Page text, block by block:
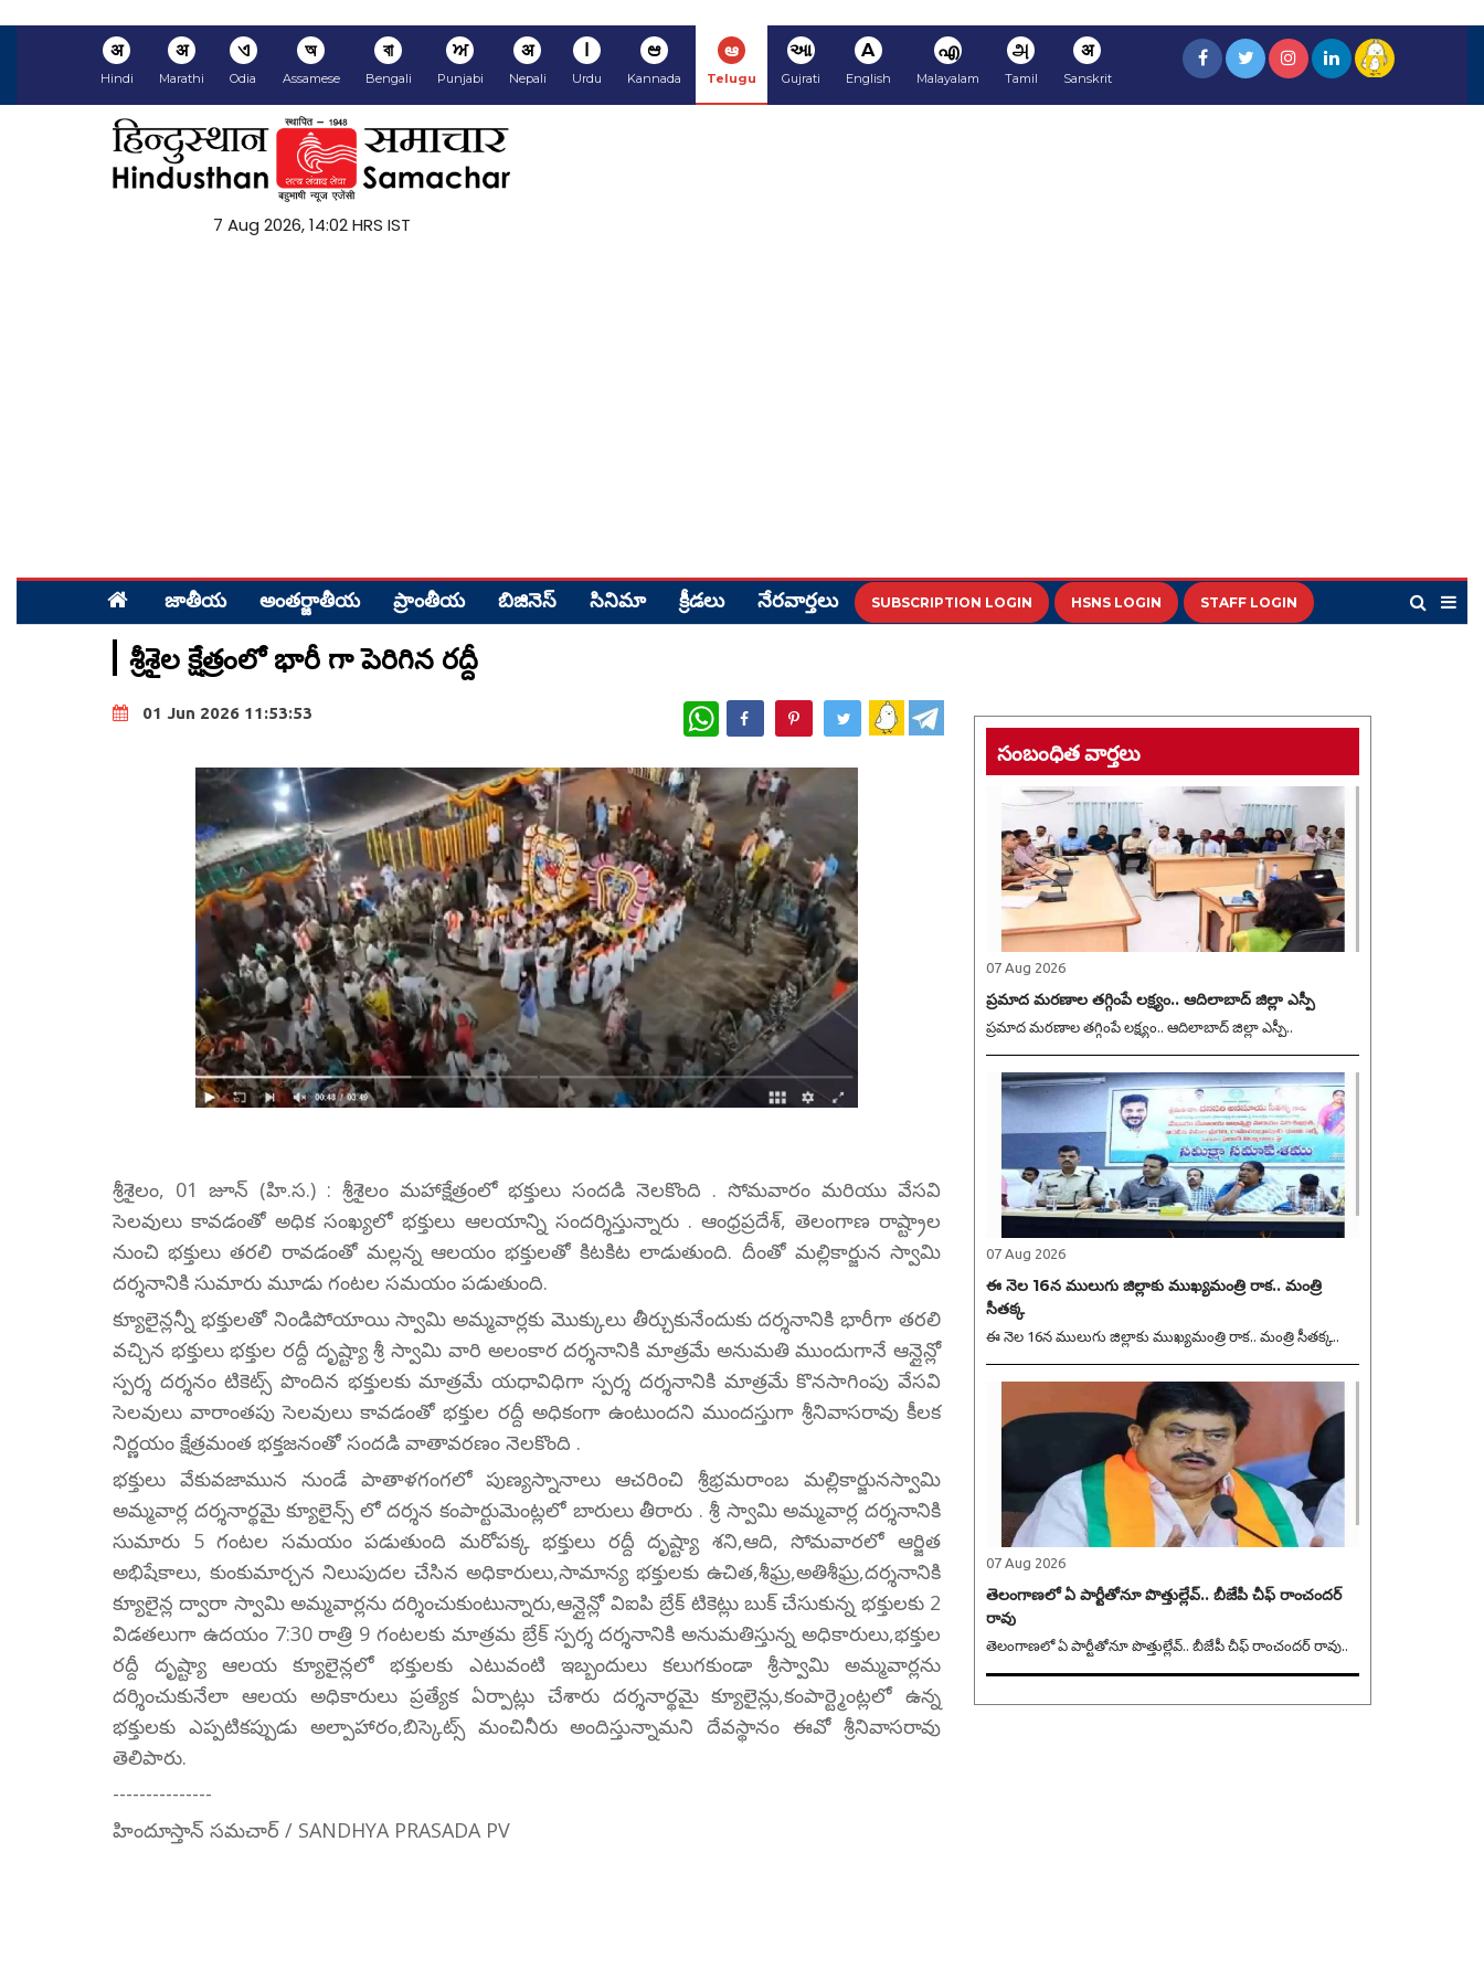
अ
Hindi
अ
Marathi
ଏ
Odia
অ
Assamese
বা
Bengali
ਅ
Punjabi
अ
Nepali
ا
Urdu
ಆ
Kannada
ఆ
Telugu
આ
Gujrati
A
English
എ
Malayalam
அ
Tamil
अ
Sanskrit
7 Aug 2026, 14:02 HRS IST
జాతీయ అంత‌ర్జాతీయ ప్రాంతీయ‌ బిజినెస్ సినిమా క్రీడ‌లు నేర‌వార్త‌లు SUBSCRIPTION LOGIN HSNS LOGIN STAFF LOGIN
శ్రీశైల క్షేత్రంలో భారీ గా పెరిగిన రద్దీ
01 Jun 2026 11:53:53 WhatsApp
శ్రీశైలం, 01 జూన్ (హి.స.) : శ్రీశైలం మహాక్షేత్రంలో భక్తులు సందడి నెలకొంది . సోమవారం మరియు వేసవి
సెలవులు కావడంతో అధిక సంఖ్యలో భక్తులు ఆలయాన్ని సందర్శిస్తున్నారు . ఆంధ్రప్రదేశ్, తెలంగాణ రాష్ట్రాల
నుంచి భక్తులు తరలి రావడంతో మల్లన్న ఆలయం భక్తులతో కిటకిట లాడుతుంది. దీంతో మల్లికార్జున స్వామి
దర్శనానికి సుమారు మూడు గంటల సమయం పడుతుంది.
క్యూలైన్లన్నీ భక్తులతో నిండిపోయాయి స్వామి అమ్మవార్లకు మొక్కులు తీర్చుకునేందుకు దర్శనానికి భారీగా తరలి
వచ్చిన భక్తులు భక్తుల రద్దీ దృష్ట్యా శ్రీ స్వామి వారి అలంకార దర్శనానికి మాత్రమే అనుమతి ముందుగానే ఆన్లైన్లో
స్పర్శ దర్శనం టికెట్స్ పొందిన భక్తులకు మాత్రమే యధావిధిగా స్పర్శ దర్శనానికి మాత్రమే కొనసాగింపు వేసవి
సెలవులు వారాంతపు సెలవులు కావడంతో భక్తుల రద్దీ అధికంగా ఉంటుందని ముందస్తుగా శ్రీనివాసరావు కీలక
నిర్ణయం క్షేత్రమంత భక్తజనంతో సందడి వాతావరణం నెలకొంది .
భక్తులు వేకువజామున నుండే పాతాళగంగలో పుణ్యస్నానాలు ఆచరించి శ్రీభ్రమరాంబ మల్లికార్జునస్వామి
అమ్మవార్ల దర్శనార్థమై క్యూలైన్స్ లో దర్శన కంపార్టుమెంట్లలో బారులు తీరారు . శ్రీ స్వామి అమ్మవార్ల దర్శనానికి
సుమారు 5 గంటల సమయం పడుతుంది మరోపక్క భక్తులు రద్దీ దృష్ట్యా శని,ఆది, సోమవారలో ఆర్జిత
అభిషేకాలు, కుంకుమార్చన నిలుపుదల చేసిన అధికారులు,సామాన్య భక్తులకు ఉచిత,శీఘ్ర,అతిశీఘ్ర,దర్శనానికి
క్యూలైన్ల ద్వారా స్వామి అమ్మవార్లను దర్శించుకుంటున్నారు,ఆన్లైన్లో విఐపి బ్రేక్ టికెట్లు బుక్ చేసుకున్న భక్తులకు 2
విడతలుగా ఉదయం 7:30 రాత్రి 9 గంటలకు మాత్రమ బ్రేక్ స్పర్శ దర్శనానికి అనుమతిస్తున్న అధికారులు,భక్తుల
రద్దీ దృష్ట్యా ఆలయ క్యూలైన్లలో భక్తులకు ఎటువంటి ఇబ్బందులు కలుగకుండా శ్రీస్వామి అమ్మవార్లను
దర్శించుకునేలా ఆలయ అధికారులు ప్రత్యేక ఏర్పాట్లు చేశారు దర్శనార్థమై క్యూలైన్లు,కంపార్ట్మెంట్లలో ఉన్న
భక్తులకు ఎప్పటికప్పుడు అల్పాహారం,బిస్కెట్స్ మంచినీరు అందిస్తున్నామని దేవస్థానం ఈవో శ్రీనివాసరావు
తెలిపారు.
---------------
హిందూస్తాన్ సమచార్ / SANDHYA PRASADA PV
సంబంధిత వార్తలు
07 Aug 2026
ప్రమాద మరణాల తగ్గింపే లక్ష్యం.. ఆదిలాబాద్ జిల్లా ఎస్పీ
ప్రమాద మరణాల తగ్గింపే లక్ష్యం.. ఆదిలాబాద్ జిల్లా ఎస్పీ..
07 Aug 2026
ఈ నెల 16న ములుగు జిల్లాకు ముఖ్యమంత్రి రాక.. మంత్రి
సీతక్క
ఈ నెల 16న ములుగు జిల్లాకు ముఖ్యమంత్రి రాక.. మంత్రి సీతక్క..
07 Aug 2026
తెలంగాణలో ఏ పార్టీతోనూ పొత్తుల్లేవ్.. బీజేపీ చీఫ్ రాంచందర్
రావు
తెలంగాణలో ఏ పార్టీతోనూ పొత్తుల్లేవ్.. బీజేపీ చీఫ్ రాంచందర్ రావు..